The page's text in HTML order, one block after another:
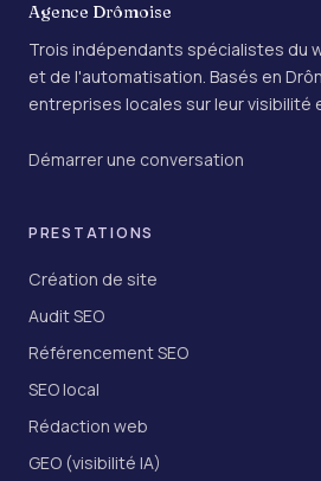
Agence Drômoise
Trois indépendants spécialistes du
et de l'automatisation. Basés en
entreprises locales sur leur visibilité
Démarrer une conversation
PRESTATIONS
Création de site
Audit SEO
Référencement SEO
SEO local
Rédaction web
GEO (visibilité IA)